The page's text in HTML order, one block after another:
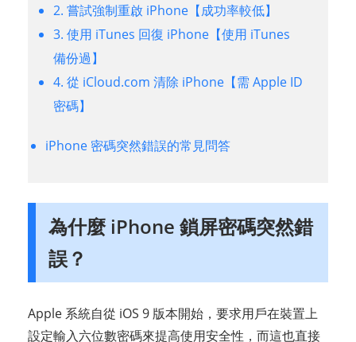
2. 嘗試強制重啟 iPhone【成功率較低】
3. 使用 iTunes 回復 iPhone【使用 iTunes
備份過】
4. 從 iCloud.com 清除 iPhone【需 Apple ID
密碼】
iPhone 密碼突然錯誤的常見問答
為什麼 iPhone 鎖屏密碼突然錯
誤？
Apple 系統自從 iOS 9 版本開始，要求用戶在裝置上
設定輸入六位數密碼來提高使用安全性，而這也直接